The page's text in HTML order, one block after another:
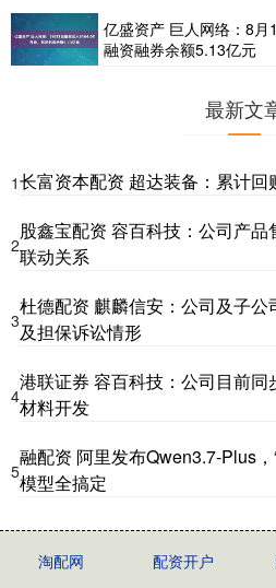
亿盛资产 巨人网络：8月
融资融券余额5.13亿元
最新文
1长富资本配资 超达装备：累计
2
股鑫宝配资 容百科技：公司产
联动关系
3
杜德配资 麒麟信安：公司及子
及担保诉讼情形
4
港联证券 容百科技：公司目前
材料开发
5
融配资 阿里发布Qwen3.7-Plus
模型全搞定
淘配网 配资开户